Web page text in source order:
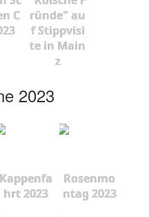
C
ründe" au
f Stippvisi
te in Main
z
2023
Kappenfa
hrt 2023
Rosenmo
ntag 2023